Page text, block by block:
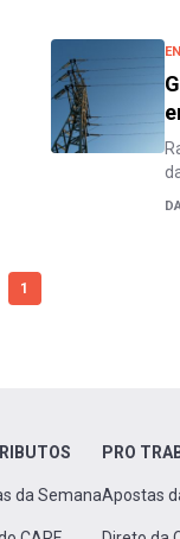
1
da Semana
PRO
Apostas